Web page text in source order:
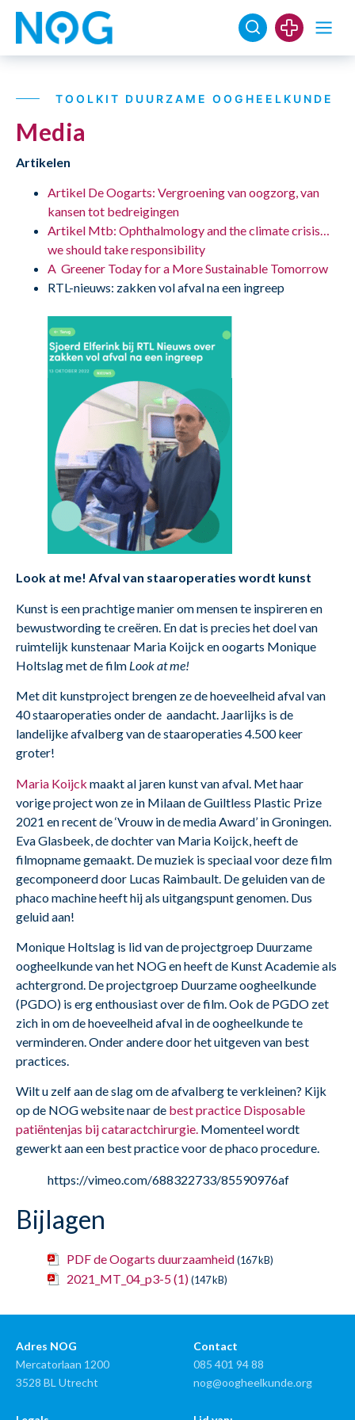
TOOLKIT DUURZAME OOGHEELKUNDE
Media
Artikelen
Artikel De Oogarts: Vergroening van oogzorg, van
kansen tot bedreigingen
Artikel Mtb: Ophthalmology and the climate crisis…
we should take responsibility
A Greener Today for a More Sustainable Tomorrow
RTL-nieuws: zakken vol afval na een ingreep
Look at me! Afval van staaroperaties wordt kunst
Kunst is een prachtige manier om mensen te inspireren en
bewustwording te creëren. En dat is precies het doel van
ruimtelijk kunstenaar Maria Koijck en oogarts Monique
Holtslag met de film Look at me!
Met dit kunstproject brengen ze de hoeveelheid afval van
40 staaroperaties onder de aandacht. Jaarlijks is de
landelijke afvalberg van de staaroperaties 4.500 keer
groter!
Maria Koijck maakt al jaren kunst van afval. Met haar
vorige project won ze in Milaan de Guiltless Plastic Prize
2021 en recent de ‘Vrouw in de media Award’ in Groningen.
Eva Glasbeek, de dochter van Maria Koijck, heeft de
filmopname gemaakt. De muziek is speciaal voor deze film
gecomponeerd door Lucas Raimbault. De geluiden van de
phaco machine heeft hij als uitgangspunt genomen. Dus
geluid aan!
Monique Holtslag is lid van de projectgroep Duurzame
oogheelkunde van het NOG en heeft de Kunst Academie als
achtergrond. De projectgroep Duurzame oogheelkunde
(PGDO) is erg enthousiast over de film. Ook de PGDO zet
zich in om de hoeveelheid afval in de oogheelkunde te
verminderen. Onder andere door het uitgeven van best
practices.
Wilt u zelf aan de slag om de afvalberg te verkleinen? Kijk
op de NOG website naar de best practice Disposable
patiëntenjas bij cataractchirurgie. Momenteel wordt
gewerkt aan een best practice voor de phaco procedure.
https://vimeo.com/688322733/85590976af
Bijlagen
PDF de Oogarts duurzaamheid(167 kB)
2021_MT_04_p3-5 (1)(147 kB)
Adres NOG
Mercatorlaan 1200
3528 BL Utrecht
Contact
085 401 94 88
nog@oogheelkunde.org